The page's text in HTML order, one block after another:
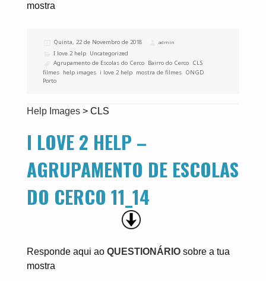
mostra
Publicado
Quinta, 22 de Novembro de 2018 Autor
admin
Categorias
I love 2 help Uncategorized
Etiquetas
Agrupamento de Escolas do Cerco Bairro do Cerco CLS
filmes help images i love 2 help mostra de filmes ONGD
Porto
Help Images> CLS
I LOVE 2 HELP –
AGRUPAMENTO DE ESCOLAS
DO CERCO 11_14
Responde aqui ao QUESTIONÁRIO sobre a tua
mostra